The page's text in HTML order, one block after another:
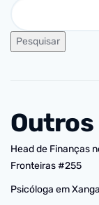
Pesquisar
Outros
Head de Finanças
Fronteiras #255
Psicóloga em